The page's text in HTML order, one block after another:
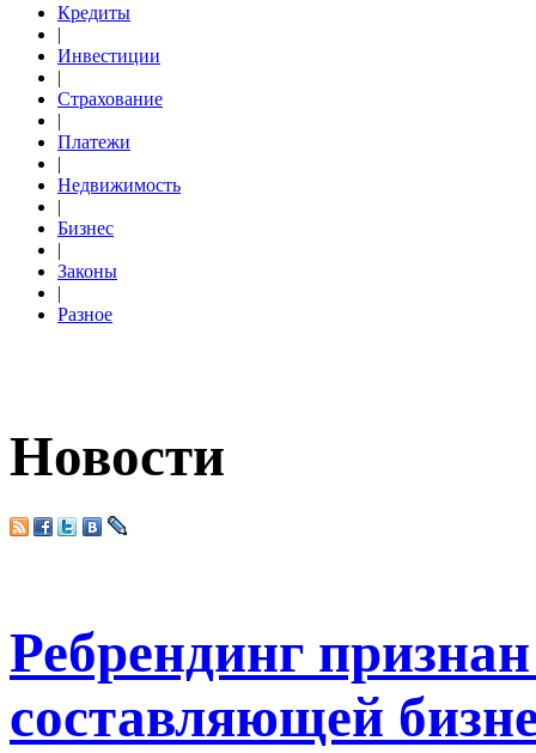
Кредиты
|
Инвестиции
|
Страхование
|
Платежи
|
Недвижимость
|
Бизнес
|
Законы
|
Разное
Новости
Ребрендинг
составляющей